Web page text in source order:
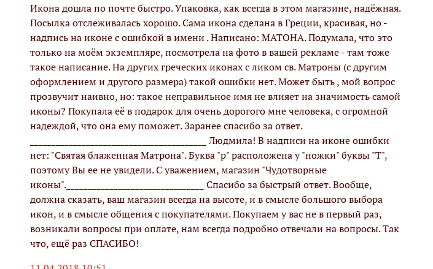
Икона дошла по почте быстро. Упаковка, как всегда в этом магазине, надёжная.
Посылка отслеживалась хорошо. Сама икона сделана в Греции, красивая, но -
надпись на иконе с ошибкой в имени . Написано: МАТОНА. Подумала, что это
только на моём экземпляре, посмотрела на фото в вашей рекламе - там тоже
такое написание. На других греческих иконах с ликом св. Матроны (с другим
оформлением и другого размера) такой ошибки нет. Может быть , мой вопрос
прозвучит наивно, но: такое неправильное имя не влияет на значимость самой
иконы? Покупала её в подарок для очень дорогого мне человека, с огромной
надеждой, что она ему поможет. Заранее спасибо за ответ.
_________________________________________ Людмила! В надписи на иконе ошибки
нет: "Святая блаженная Матрона". Буква "р" расположена у "ножки" буквы "Т",
поэтому Вы ее не увидели. С уважением, магазин "Чудотворные
иконы".________________________________ Спасибо за быстрый ответ. Вообще,
должна сказать, ваш магазин всегда на высоте, и в смысле большого выбора
икон, и в смысле общения с покупателями. Покупаем у вас не в первый раз,
возникали вопросы при оплате, нам всегда подробно отвечали на вопросы. Так
что, ещё раз СПАСИБО!